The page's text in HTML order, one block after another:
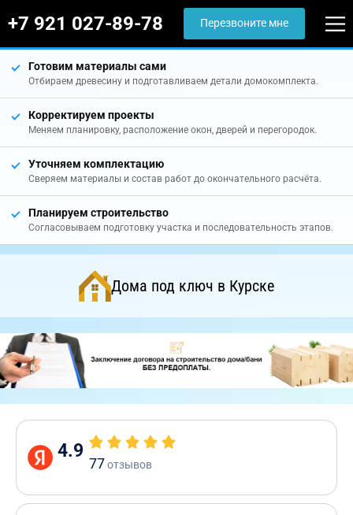
+7 921 027-89-78 Перезвоните мне
Готовим материалы сами
Отбираем древесину и подготавливаем детали домокомплекта.
Корректируем проекты
Меняем планировку, расположение окон, дверей и перегородок.
Уточняем комплектацию
Сверяем материалы и состав работ до окончательного расчёта.
Планируем строительство
Согласовываем подготовку участка и последовательность этапов.
Дома под ключ в Курске
4.9
77отзывов